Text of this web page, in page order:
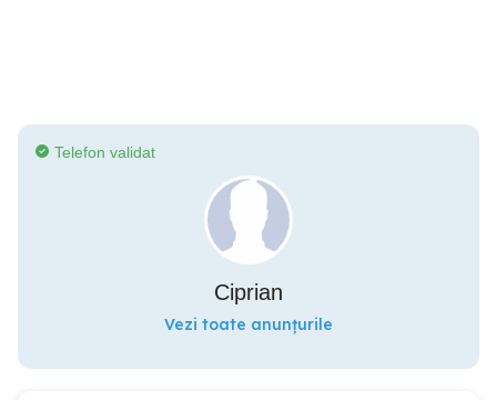
Telefon validat
Ciprian
Vezi toate anunțurile